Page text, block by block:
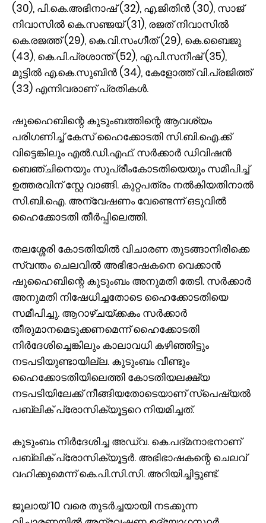
(30), പി.കെ.അഭിനാഷ് (32), എ.ജിതിൻ (30), സാജ്
നിവാസിൽ കെ.സഞ്ജയ് (31), രജത് നിവാസിൽ
കെ.രജത്ത് (29), കെ.വി.സംഗീത് (29), കെ.ബൈജു
(43), കെ.പി.പ്രശാന്ത് (52), എ.പി.സനീഷ് (35),
മുട്ടിൽ എ.കെ.സുബിൻ (34), കേളോത്ത് വി.പ്രജിത്ത്
(33) എന്നിവരാണ് പ്രതികൾ.
ഷുഹൈബിന്റെ കുടുംബത്തിന്റെ ആവശ്യം
പരിഗണിച്ച് കേസ് ഹൈക്കോടതി സി.ബി.ഐ.ക്ക്
വിട്ടെങ്കിലും എൽ.ഡി.എഫ്. സർക്കാർ ഡിവിഷൻ
ബെഞ്ചിനെയും സുപ്രീംകോടതിയെയും സമീപിച്ച്
ഉത്തരവിന് സ്റ്റേ വാങ്ങി. കുറ്റപത്രം നൽകിയതിനാൽ
സി.ബി.ഐ. അന്വേഷണം വേണ്ടെന്ന് ഒടുവിൽ
ഹൈക്കോടതി തീർപ്പിലെത്തി.
തലശ്ശേരി കോടതിയിൽ വിചാരണ തുടങ്ങാനിരിക്കെ
സ്വന്തം ചെലവിൽ അഭിഭാഷകനെ വെക്കാൻ
ഷുഹൈബിന്റെ കുടുംബം അനുമതി തേടി. സർക്കാർ
അനുമതി നിഷേധിച്ചതോടെ ഹൈക്കോടതിയെ
സമീപിച്ചു. ആറാഴ്ചയ്ക്കകം സർക്കാർ
തീരുമാനമെടുക്കണമെന്ന് ഹൈക്കോടതി
നിർദേശിച്ചെങ്കിലും കാലാവധി കഴിഞ്ഞിട്ടും
നടപടിയുണ്ടായില്ല. കുടുംബം വീണ്ടും
ഹൈക്കോടതിയിലെത്തി കോടതിയലക്ഷ്യ
നടപടിയിലേക്ക് നീങ്ങിയതോടെയാണ് സ്പെഷ്യൽ
പബ്ലിക് പ്രോസിക്യൂട്ടറെ നിയമിച്ചത്.
കുടുംബം നിർദേശിച്ച അഡ്വ. കെ.പദ്മനാഭനാണ്
പബ്ലിക് പ്രോസിക്യൂട്ടർ. അഭിഭാഷകന്റെ ചെലവ്‌
വഹിക്കുമെന്ന് കെ.പി.സി.സി. അറിയിച്ചിട്ടുണ്ട്.
ജൂലായ് 10 വരെ തുടർച്ചയായി നടക്കുന്ന